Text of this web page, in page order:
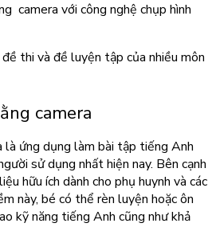
camera với công nghệ chụp hình
thi và đề luyện tập của nhiều môn
camera
là ứng dụng làm bài tập tiếng Anh
sử dụng nhất hiện nay. Bên cạnh
hữu ích dành cho phụ huynh và các
này, bé có thể rèn luyện hoặc ôn
kỹ năng tiếng Anh cũng như khả